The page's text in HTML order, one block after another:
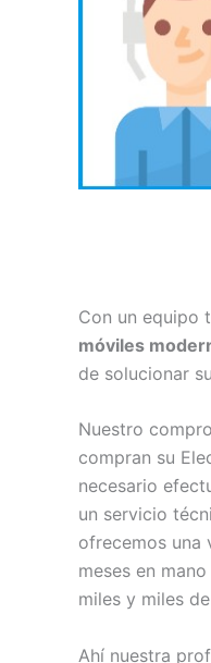
Con un equipo
móviles
de solucionar
Nuestro
compran su
necesario
un servicio
ofrecemos una
meses en
miles y miles
Ahí nuestra